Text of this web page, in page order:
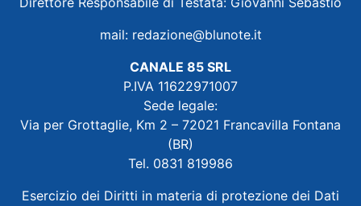
mail: redazione@blunote.it
CANALE 85 SRL
P.IVA 11622971007
Sede legale:
Via per Grottaglie, Km 2 – 72021 Francavilla Fontana
(BR)
Tel. 0831 819986
Esercizio dei Diritti in materia di protezione dei Dati